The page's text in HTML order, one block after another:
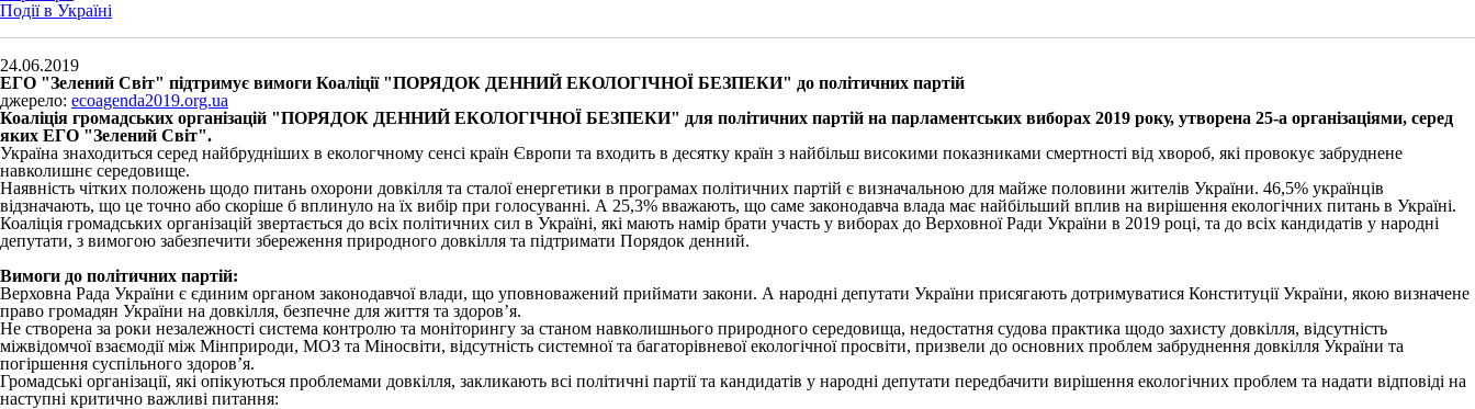
Події в Україні
24.06.2019
ЕГО "Зелений Світ" підтримує вимоги Коаліції "ПОРЯДОК ДЕННИЙ ЕКОЛОГІЧНОЇ БЕЗПЕКИ" до політичних партій
джерело: ecoagenda2019.org.ua
Коаліція громадських організацій "ПОРЯДОК ДЕННИЙ ЕКОЛОГІЧНОЇ БЕЗПЕКИ" для політичних партій на парламентських виборах 2019 року, утворена 25-а організаціями, серед
яких ЕГО "Зелений Світ".
Україна знаходиться серед найбрудніших в екологчному сенсі країн Європи та входить в десятку країн з найбільш високими показниками смертності від хвороб, які провокує забруднене
навколишнє середовище.
Наявність чітких положень щодо питань охорони довкілля та сталої енергетики в програмах політичних партій є визначальною для майже половини жителів України. 46,5% українців
відзначають, що це точно або скоріше б вплинуло на їх вибір при голосуванні. А 25,3% вважають, що саме законодавча влада має найбільший вплив на вирішення екологічних питань в Україні.
Коаліція громадських організацій звертається до всіх політичних сил в Україні, які мають намір брати участь у виборах до Верховної Ради України в 2019 році, та до всіх кандидатів у народні
депутати, з вимогою забезпечити збереження природного довкілля та підтримати Порядок денний.
Вимоги до політичних партій:
Верховна Рада України є єдиним органом законодавчої влади, що уповноважений приймати закони. А народні депутати України присягають дотримуватися Конституції України, якою визначене
право громадян України на довкілля, безпечне для життя та здоров’я.
Не створена за роки незалежності система контролю та моніторингу за станом навколишнього природного середовища, недостатня судова практика щодо захисту довкілля, відсутність
міжвідомчої взаємодії між Мінприроди, МОЗ та Міносвіти, відсутність системної та багаторівневої екологічної просвіти, призвели до основних проблем забруднення довкілля України та
погіршення суспільного здоров’я.
Громадські організації, які опікуються проблемами довкілля, закликають всі політичні партії та кандидатів у народні депутати передбачити вирішення екологічних проблем та надати відповіді на
наступні критично важливі питання: